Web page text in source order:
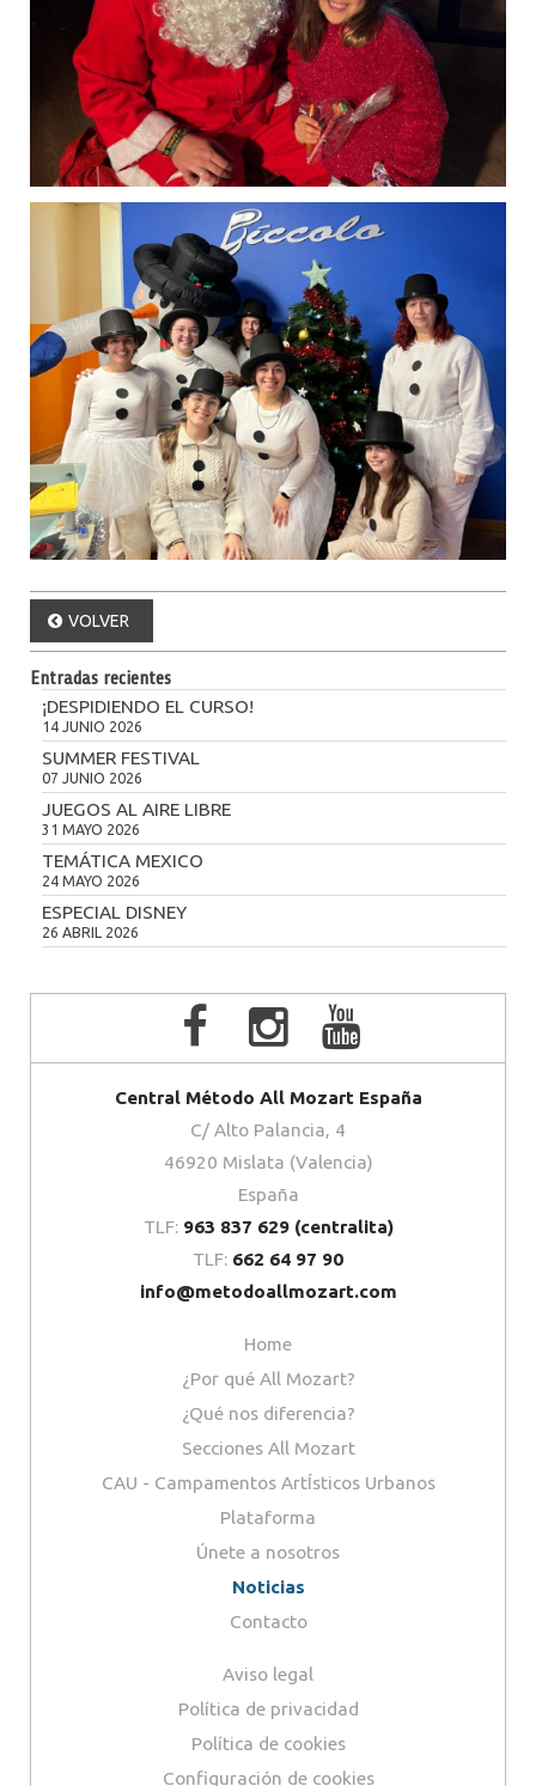
VOLVER
Entradas recientes
¡DESPIDIENDO EL CURSO!
14 JUNIO 2026
SUMMER FESTIVAL
07 JUNIO 2026
JUEGOS AL AIRE LIBRE
31 MAYO 2026
TEMÁTICA MEXICO
24 MAYO 2026
ESPECIAL DISNEY
26 ABRIL 2026
Central Método All Mozart España
C/ Alto Palancia, 4
46920 Mislata (Valencia)
España
TLF: 963 837 629 (centralita)
TLF: 662 64 97 90
info@metodoallmozart.com
Home
¿Por qué All Mozart?
¿Qué nos diferencia?
Secciones All Mozart
CAU - Campamentos ArtÍsticos Urbanos
Plataforma
Únete a nosotros
Noticias
Contacto
Aviso legal
Política de privacidad
Política de cookies
Configuración de cookies